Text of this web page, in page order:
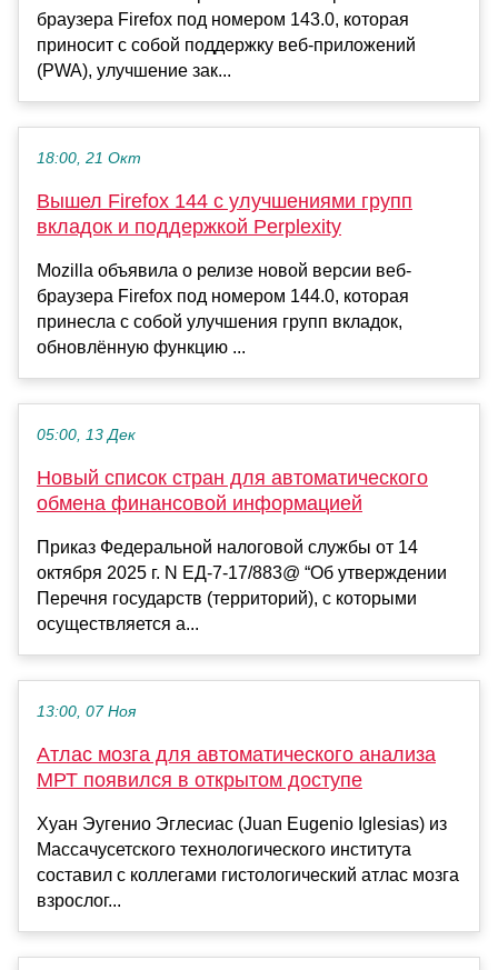
браузера Firefox под номером 143.0, которая
приносит с собой поддержку веб-приложений
(PWA), улучшение зак...
18:00, 21 Окт
Вышел Firefox 144 с улучшениями групп
вкладок и поддержкой Perplexity
Mozilla объявила о релизе новой версии веб-
браузера Firefox под номером 144.0, которая
принесла с собой улучшения групп вкладок,
обновлённую функцию ...
05:00, 13 Дек
Новый список стран для автоматического
обмена финансовой информацией
Приказ Федеральной налоговой службы от 14
октября 2025 г. N ЕД-7-17/883@ “Об утверждении
Перечня государств (территорий), с которыми
осуществляется а...
13:00, 07 Ноя
Атлас мозга для автоматического анализа
МРТ появился в открытом доступе
Хуан Эугенио Эглесиас (Juan Eugenio Iglesias) из
Массачусетского технологического института
составил с коллегами гистологический атлас мозга
взрослог...